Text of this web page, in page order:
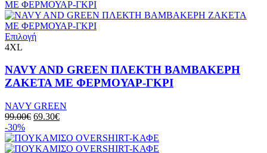
Επιλογή
4XL
NAVY AND GREEN ΠΛΕΚΤΗ ΒΑΜΒΑΚΕΡΗ
ΖΑΚΕΤΑ ΜΕ ΦΕΡΜΟΥΑΡ-ΓΚΡΙ
NAVY GREEN
99.00€ 69.30€
-30%